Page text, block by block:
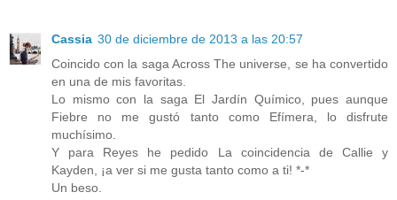
Cassia 30 de diciembre de 2013 a las 20:57
Coincido con la saga Across The universe, se ha convertido
en una de mis favoritas.
Lo mismo con la saga El Jardín Químico, pues aunque
Fiebre no me gustó tanto como Efímera, lo disfrute
muchísimo.
Y para Reyes he pedido La coincidencia de Callie y
Kayden, ¡a ver si me gusta tanto como a ti! *-*
Un beso.